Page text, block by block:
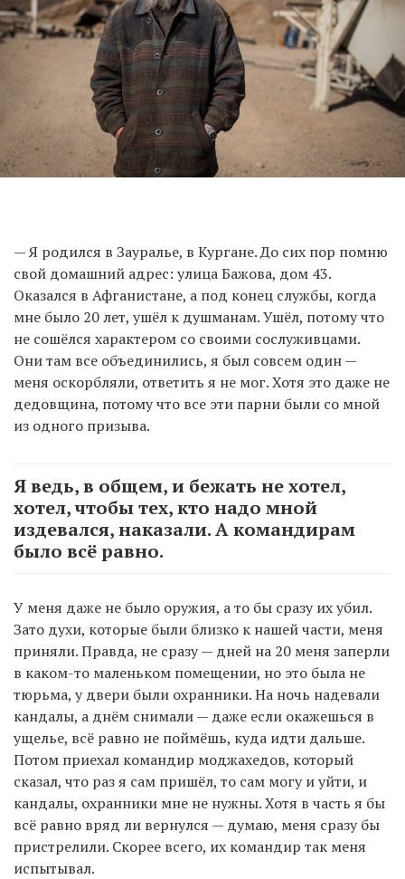
— Я родился в Зауралье, в Кургане. До сих пор помню
свой домашний адрес: улица Бажова, дом 43.
Оказался в Афганистане, а под конец службы, когда
мне было 20 лет, ушёл к душманам. Ушёл, потому что
не сошёлся характером со своими сослуживцами.
Они там все объединились, я был совсем один —
меня оскорбляли, ответить я не мог. Хотя это даже не
дедовщина, потому что все эти парни были со мной
из одного призыва.
Я ведь, в общем, и бежать не хотел,
хотел, чтобы тех, кто надо мной
издевался, наказали. А командирам
было всё равно.
У меня даже не было оружия, а то бы сразу их убил.
Зато духи, которые были близко к нашей части, меня
приняли. Правда, не сразу — дней на 20 меня заперли
в каком-то маленьком помещении, но это была не
тюрьма, у двери были охранники. На ночь надевали
кандалы, а днём снимали — даже если окажешься в
ущелье, всё равно не поймёшь, куда идти дальше.
Потом приехал командир моджахедов, который
сказал, что раз я сам пришёл, то сам могу и уйти, и
кандалы, охранники мне не нужны. Хотя в часть я бы
всё равно вряд ли вернулся — думаю, меня сразу бы
пристрелили. Скорее всего, их командир так меня
испытывал.